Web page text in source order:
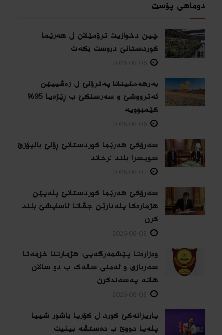
دوماهی پۆست
چین دخوازیت ترۆمێلان ل هەرێما
كوردستانێ دروست بكەت
بەرهەمئینانا په‌ترۆلێ ل زه‌ڤییێن
ئەترووشێ و سەرسنكێ ب ڕێژەیا 95%
كێمبوویە
سەرۆکێ هەرێما کوردستانێ ڕۆلێ بالیۆزێ
سویسرا بلند نرخاند
سەرۆکێ هەرێما کوردستانێ پلەیێن
هژمارەكا پلەدارێن جڤاتا ئاسایشێ بلند
كرن
وەزارەتا پێشمەرگەیی: هژمارتنا خزمەتا
سەربازی و ئەمنی سالەک ب دو سالان
هاتە پەسەندكرن
یاریزانەكێ کورد ل کۆریا باشور شییا
پلەیا دووێ ب دەستڤە بینیت